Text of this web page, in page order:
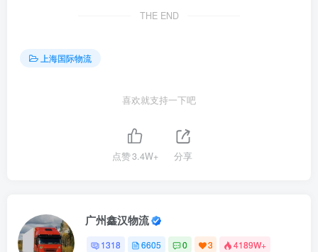
THE END
上海国际物流
喜欢就支持一下吧
点赞3.4W+ 分享
广州鑫汉物流
1318 6605 0 3 4189W+